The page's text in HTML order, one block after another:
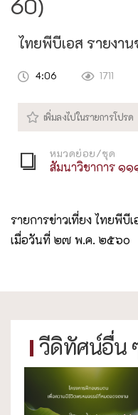
60)
ไทยพีบีเอส รายงาน
4:06 1711
หมวดย่อย/ชุด
สัมนาวิชาการ ๑
รายการข่าวเที่ยง ไทยพีบี
เมื่อวันที่ ๒๗ พ.ค. ๒๕๖๐
วีดิทัศน์อื่น